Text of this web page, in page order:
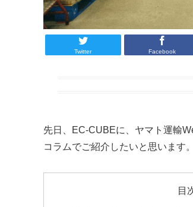
Twitter Facebook
先日、EC-CUBEに、ヤマト運輸
コラムでご紹介したいと思います。
目